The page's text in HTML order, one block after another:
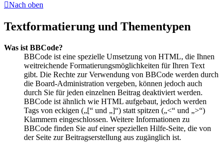
Nach oben
Textformatierung und Thementypen
Was ist BBCode?
BBCode ist eine spezielle Umsetzung von HTML, die Ihnen
weitreichende Formatierungsmöglichkeiten für Ihren Text
gibt. Die Rechte zur Verwendung von BBCode werden durch
die Board-Administration vergeben, können jedoch auch
durch Sie für jeden einzelnen Beitrag deaktiviert werden.
BBCode ist ähnlich wie HTML aufgebaut, jedoch werden
Tags von eckigen („[“ und „]“) statt spitzen („<“ und „>“)
Klammern eingeschlossen. Weitere Informationen zu
BBCode finden Sie auf einer speziellen Hilfe-Seite, die von
der Seite zur Beitragserstellung aus zugänglich ist.